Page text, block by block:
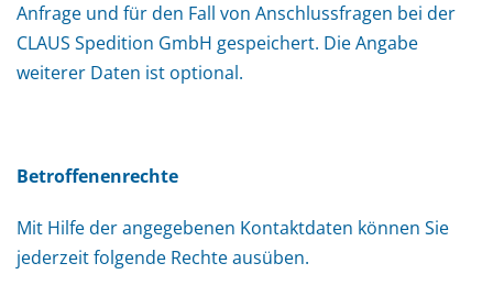
Anfrage und für den Fall von Anschlussfragen bei der
CLAUS Spedition GmbH gespeichert. Die Angabe
weiterer Daten ist optional.
Betroffenenrechte
Mit Hilfe der angegebenen Kontaktdaten können Sie
jederzeit folgende Rechte ausüben.